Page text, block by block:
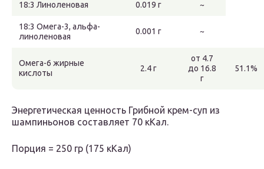
18:3 Линоленовая 0.019 г ~
18:3 Омега-3, альфа-
линоленовая
0.001 г ~
Омега-6 жирные
кислоты
2.4 г
от 4.7
до 16.8
г
51.1%
Энергетическая ценность Грибной крем-суп из
шампиньонов составляет 70 кКал.
Порция = 250 гр (175 кКал)